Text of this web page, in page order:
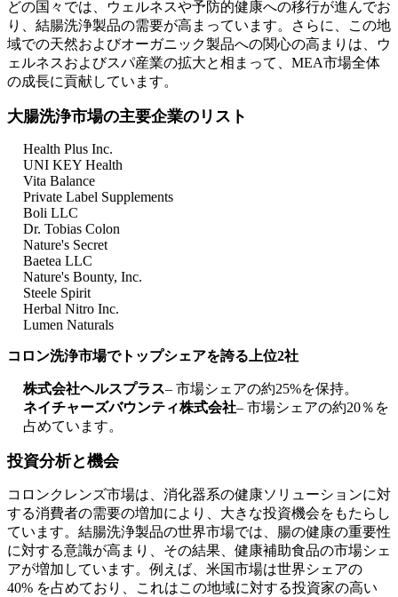
どの国々では、ウェルネスや予防的健康への移行が進んでお
り、結腸洗浄製品の需要が高まっています。さらに、この地
域での天然およびオーガニック製品への関心の高まりは、ウ
ェルネスおよびスパ産業の拡大と相まって、MEA市場全体
の成長に貢献しています。
大腸洗浄市場の主要企業のリスト
Health Plus Inc.
UNI KEY Health
Vita Balance
Private Label Supplements
Boli LLC
Dr. Tobias Colon
Nature's Secret
Baetea LLC
Nature's Bounty, Inc.
Steele Spirit
Herbal Nitro Inc.
Lumen Naturals
コロン洗浄市場でトップシェアを誇る上位2社
株式会社ヘルスプラス– 市場シェアの約25%を保持。
ネイチャーズバウンティ株式会社– 市場シェアの約20％を
占めています。
投資分析と機会
コロンクレンズ市場は、消化器系の健康ソリューションに対
する消費者の需要の増加により、大きな投資機会をもたらし
ています。結腸洗浄製品の世界市場では、腸の健康の重要性
に対する意識が高まり、その結果、健康補助食品の市場シェ
アが増加しています。例えば、米国市場は世界シェアの
40% を占めており、これはこの地域に対する投資家の高い